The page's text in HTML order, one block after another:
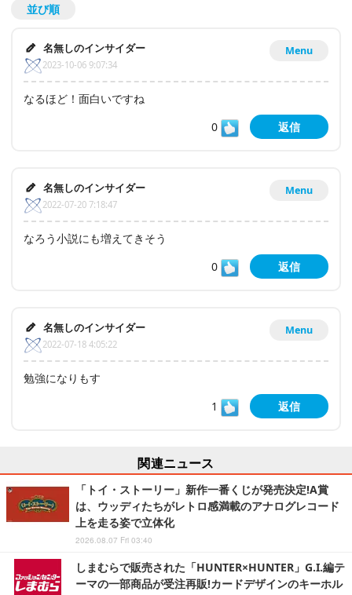
並び順
Menu
名無しのインサイダー
2023-10-06 9:07:34
なるほど！面白いですね
0
返信
Menu
名無しのインサイダー
2022-07-20 7:18:47
なろう小説にも増えてきそう
0
返信
Menu
名無しのインサイダー
2022-07-18 4:05:22
勉強になりもす
1
返信
関連ニュース
「トイ・ストーリー」新作一番くじが発売決定!A賞
は、ウッディたちがレトロ感満載のアナログレコード
上を走る姿で立体化
2026.08.07 Fri 03:40
しまむらで販売された「HUNTER×HUNTER」G.I.編テ
ーマの一部商品が受注再販!カードデザインのキーホル